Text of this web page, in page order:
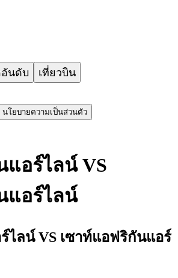
นดับ
เที่ยวบิน
นโยบายความเป็นส่วนตัว
แอร์ไลน์ VS
แอร์ไลน์
ไลน์ VS เซาท์แอฟริกันแอร์